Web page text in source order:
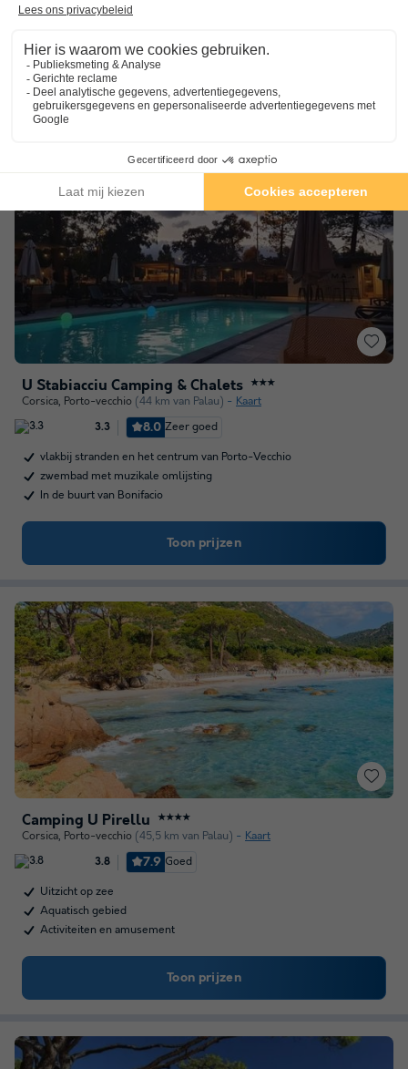
Watergebied onder toezicht
Activiteiten en entertainment
Toon prijzen
U Stabiacciu Camping & Chalets ★★★
Corsica, Porto-vecchio (44 km van Palau) Kaart
3.3 8.0 Zeer goed
vlakbij stranden en het centrum van Porto-Vecchio
zwembad met muzikale omlijsting
In de buurt van Bonifacio
Toon prijzen
Camping U Pirellu ★★★★
Corsica, Porto-vecchio (45,5 km van Palau) Kaart
3.8 7.9 Goed
Uitzicht op zee
Aquatisch gebied
Activiteiten en amusement
Toon prijzen